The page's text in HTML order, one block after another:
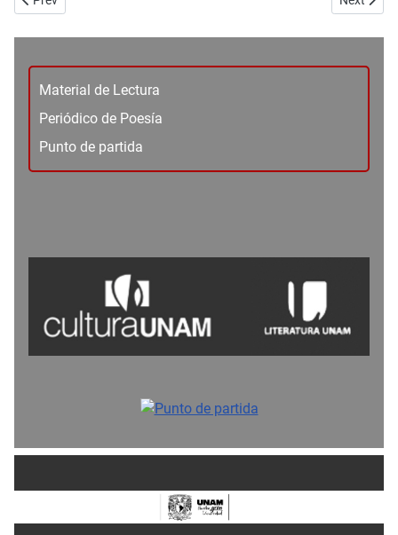
Material de Lectura
Periódico de Poesía
Punto de partida